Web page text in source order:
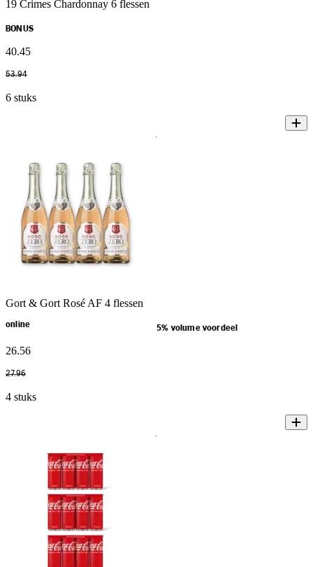
19 Crimes Chardonnay 6 flessen
BONUS
40.45
53.94
6 stuks
Gort & Gort Rosé AF 4 flessen
online 5% volume voordeel
26.56
27.96
4 stuks